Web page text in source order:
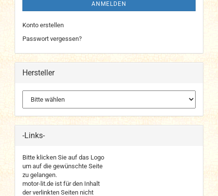
ANMELDEN
Konto erstellen
Passwort vergessen?
Hersteller
-Links-
Bitte klicken Sie auf das Logo
um auf die gewünschte Seite
zu gelangen.
motor-lit.de ist für den Inhalt
der verlinkten Seiten nicht